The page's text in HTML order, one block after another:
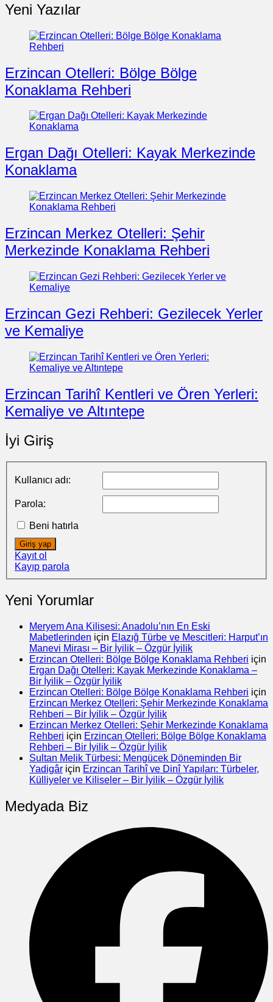
Yeni Yazılar
Erzincan Otelleri: Bölge Bölge
Konaklama Rehberi
Ergan Dağı Otelleri: Kayak Merkezinde
Konaklama
Erzincan Merkez Otelleri: Şehir
Merkezinde Konaklama Rehberi
Erzincan Gezi Rehberi: Gezilecek Yerler
ve Kemaliye
Erzincan Tarihî Kentleri ve Ören Yerleri:
Kemaliye ve Altıntepe
İyi Giriş
Kullanıcı adı:
Parola:
Beni hatırla
Giriş yap
Kayıt ol
Kayıp parola
Yeni Yorumlar
Meryem Ana Kilisesi: Anadolu’nın En Eski
Mabetlerinden için Elazığ Türbe ve Mescitleri: Harput’ın
Manevi Mirası – Bir İyilik – Özgür İyilik
Erzincan Otelleri: Bölge Bölge Konaklama Rehberi için
Ergan Dağı Otelleri: Kayak Merkezinde Konaklama –
Bir İyilik – Özgür İyilik
Erzincan Otelleri: Bölge Bölge Konaklama Rehberi için
Erzincan Merkez Otelleri: Şehir Merkezinde Konaklama
Rehberi – Bir İyilik – Özgür İyilik
Erzincan Merkez Otelleri: Şehir Merkezinde Konaklama
Rehberi için Erzincan Otelleri: Bölge Bölge Konaklama
Rehberi – Bir İyilik – Özgür İyilik
Sultan Melik Türbesi: Mengücek Döneminden Bir
Yadigâr için Erzincan Tarihî ve Dinî Yapıları: Türbeler,
Külliyeler ve Kiliseler – Bir İyilik – Özgür İyilik
Medyada Biz